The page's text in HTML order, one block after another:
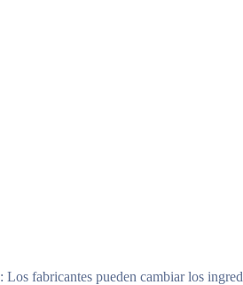
: Los fabricantes pueden cambiar los